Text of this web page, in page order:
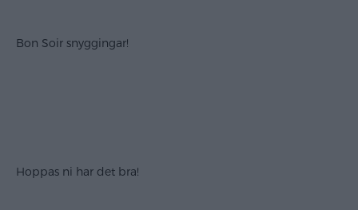
Bon Soir snyggingar!
Hoppas ni har det bra!